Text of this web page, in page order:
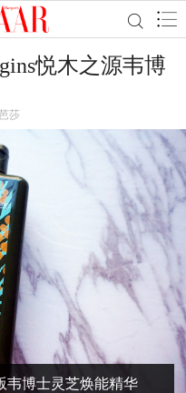
悦木之源韦博
莎
韦博士灵芝焕能精华